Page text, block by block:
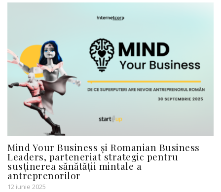
Mind Your Business și Romanian Business
Leaders, parteneriat strategic pentru
susținerea sănătății mintale a
antreprenorilor
12 iunie 2025